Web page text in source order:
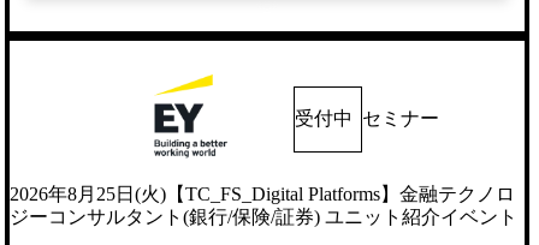
受付中 セミナー
2026年8月25日(火)【TC_FS_Digital Platforms】金融テクノロ
ジーコンサルタント(銀行/保険/証券) ユニット紹介イベント